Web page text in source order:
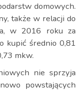
domowych.
także w relacji do
w 2016 roku za
kupić średnio 0,81
mkw.
nie sprzyja
powstających